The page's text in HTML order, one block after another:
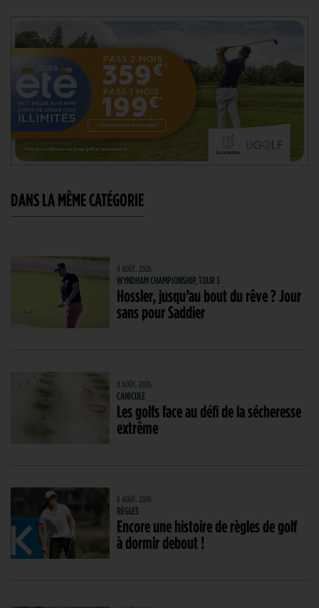
DANS LA MÊME CATÉGORIE
9 AOÛT. 2026
WYNDHAM CHAMPIONSHIP, TOUR 3
Hossler, jusqu’au bout du rêve ? Jour
sans pour Saddier
8 AOÛT. 2026
CANICULE
Les golfs face au défi de la sécheresse
extrême
8 AOÛT. 2026
RÈGLES
Encore une histoire de règles de golf
à dormir debout !